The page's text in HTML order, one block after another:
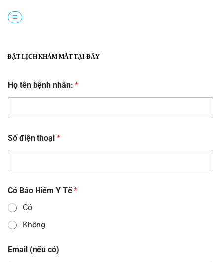
đến
ĐẶT LỊCH KHÁM MẮT TẠI ĐÂY
Họ tên bệnh nhân: *
Số điện thoại *
Có Bảo Hiểm Y Tế*
Có
Không
Email (nếu có)